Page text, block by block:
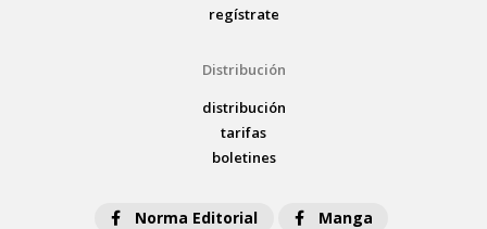
regístrate
Distribución
distribución
tarifas
boletines
Norma Editorial
Manga